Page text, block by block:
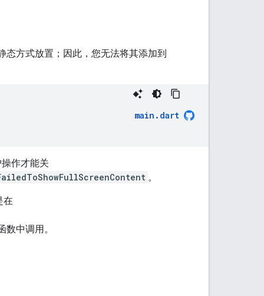
态方式放置；因此，您无法将其添加到
main . dart
作才能关
。
在
数中调用。